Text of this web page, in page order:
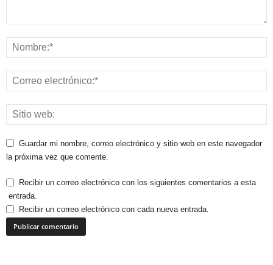
Guardar mi nombre, correo electrónico y sitio web en este navegador
la próxima vez que comente.
Recibir un correo electrónico con los siguientes comentarios a esta
entrada.
Recibir un correo electrónico con cada nueva entrada.